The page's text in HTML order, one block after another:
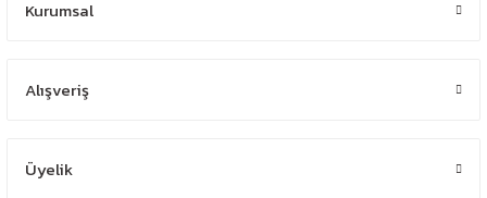
Kurumsal
Alışveriş
Üyelik